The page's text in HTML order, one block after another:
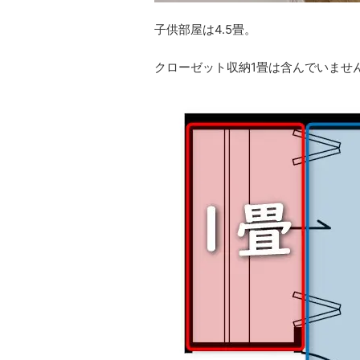
子供部屋は4.5畳。
クローゼット収納1畳は含んでいませ